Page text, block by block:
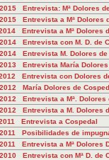
Entrevista: Mª Dolores
Entrevista a Mª Dolores
Entrevista a Mª Dolores
Entrevista con M. D. de
Entrevista M. Dolores de
Entrevista María Dolores
Entrevista con Dolores
María Dolores de
Entrevista a Mª. Dolores
Entrevista a M. Dolores
Entrevista a Cospedal
Posibilidades de
Entrevista a Mª Dolores
Entrevista con Mª D. de